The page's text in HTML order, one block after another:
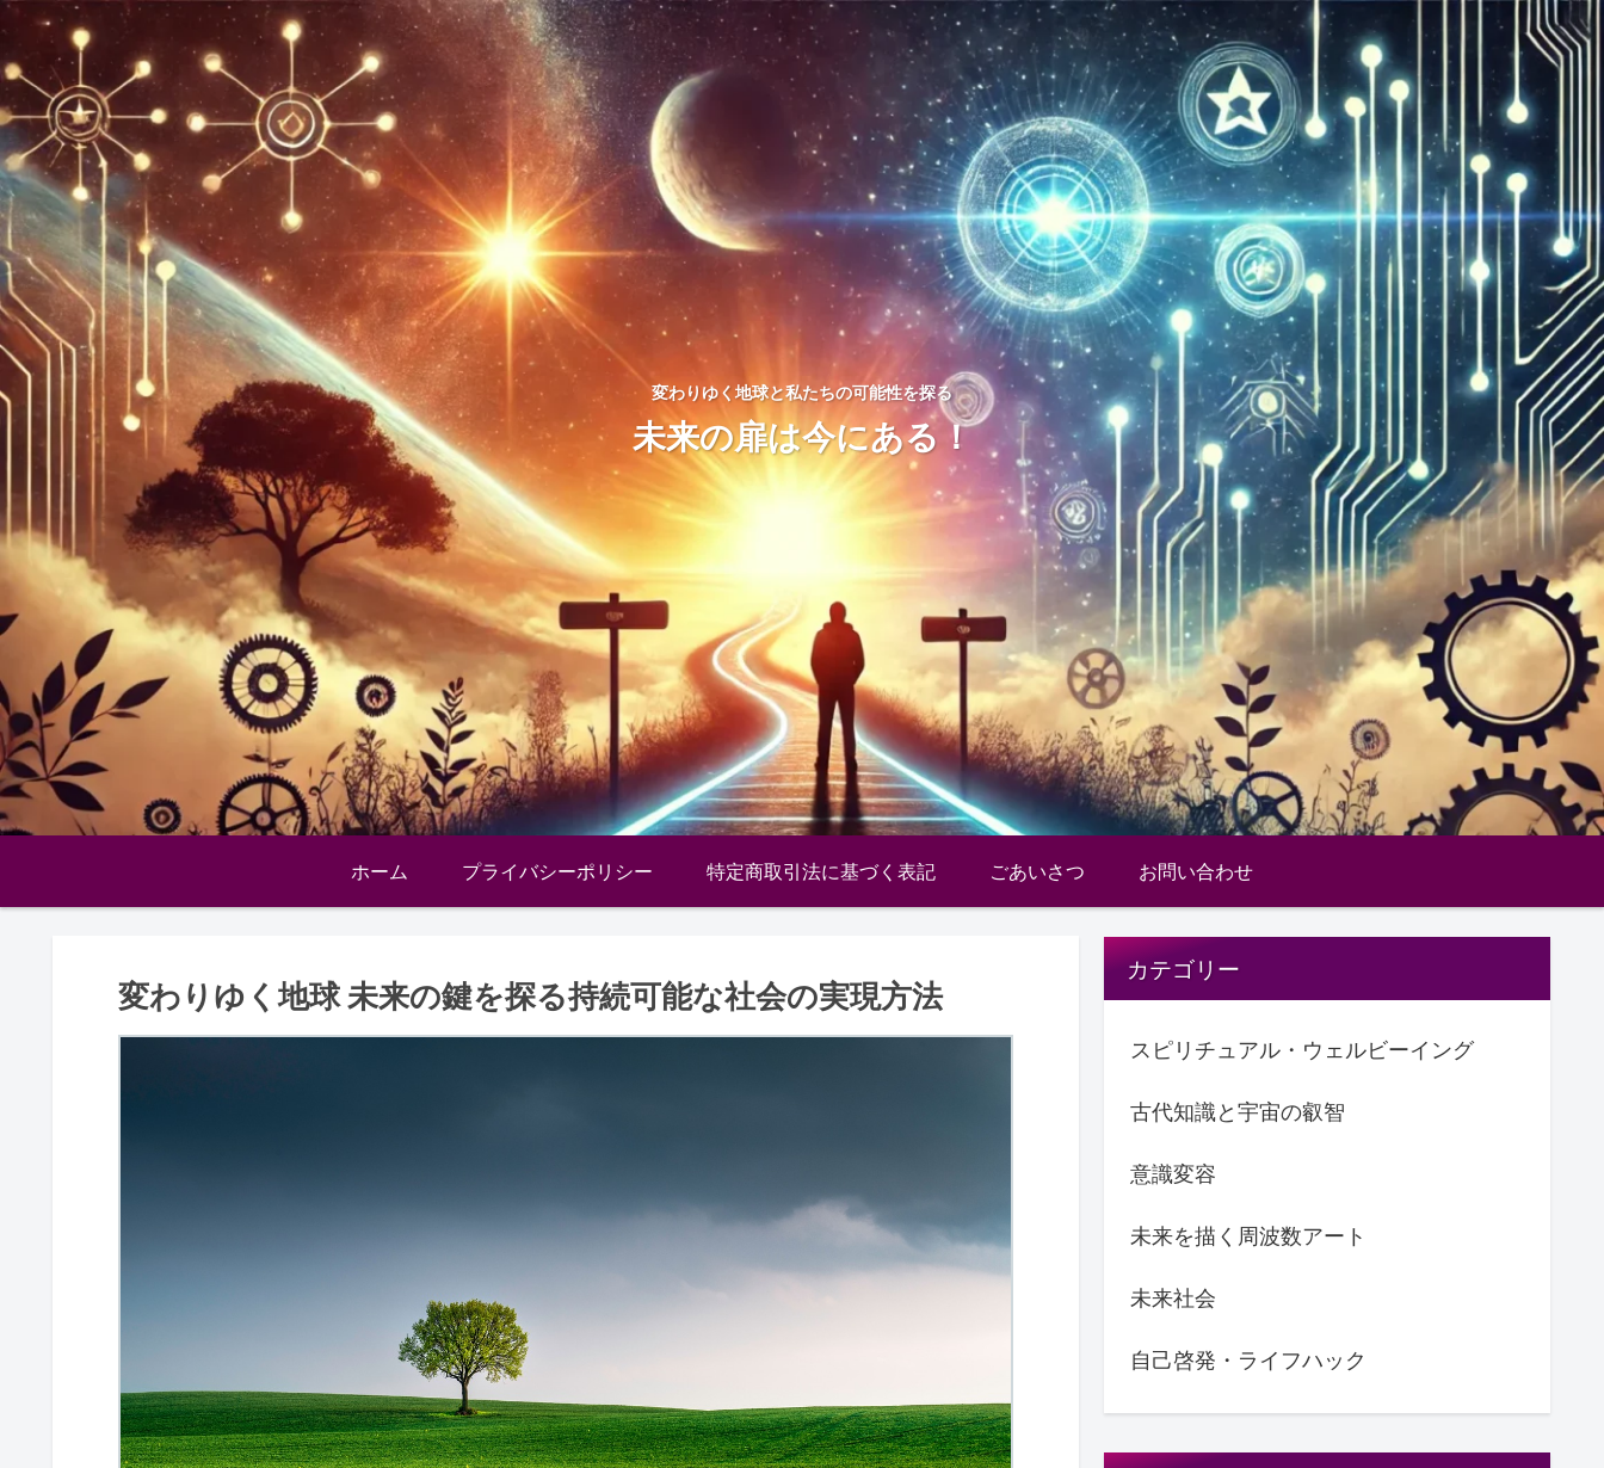
変わりゆく地球と私たちの可能性を探る
未来の扉は今にある！
ホーム プライバシーポリシー 特定商取引法に基づく表記 ごあいさつ お問い合わせ
変わりゆく地球 未来の鍵を探る持続可能な社会の実現方法
カテゴリー
スピリチュアル・ウェルビーイング
古代知識と宇宙の叡智
意識変容
未来を描く周波数アート
未来社会
自己啓発・ライフハック